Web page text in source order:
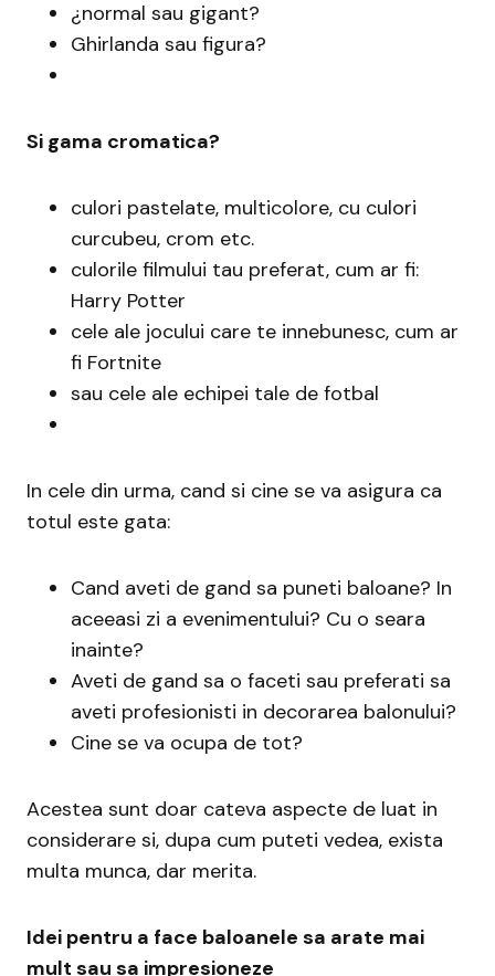
¿normal sau gigant?
Ghirlanda sau figura?
Si gama cromatica?
culori pastelate, multicolore, cu culori
curcubeu, crom etc.
culorile filmului tau preferat, cum ar fi:
Harry Potter
cele ale jocului care te innebunesc, cum ar
fi Fortnite
sau cele ale echipei tale de fotbal
In cele din urma, cand si cine se va asigura ca
totul este gata:
Cand aveti de gand sa puneti baloane? In
aceeasi zi a evenimentului? Cu o seara
inainte?
Aveti de gand sa o faceti sau preferati sa
aveti profesionisti in decorarea balonului?
Cine se va ocupa de tot?
Acestea sunt doar cateva aspecte de luat in
considerare si, dupa cum puteti vedea, exista
multa munca, dar merita.
Idei pentru a face baloanele sa arate mai
mult sau sa impresioneze